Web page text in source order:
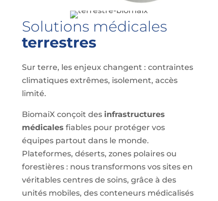
Solutions médicales
terrestres
Sur terre, les enjeux changent : contraintes
climatiques extrêmes, isolement, accès
limité.
BiomaiX conçoit des infrastructures
médicales fiables pour protéger vos
équipes partout dans le monde.
Plateformes, déserts, zones polaires ou
forestières : nous transformons vos sites en
véritables centres de soins, grâce à des
unités mobiles, des conteneurs médicalisés